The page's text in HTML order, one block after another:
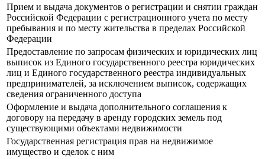
Прием и выдача документов о регистрации и снятии граждан
Российской Федерации с регистрационного учета по месту
пребывания и по месту жительства в пределах Российской
Федерации
Предоставление по запросам физических и юридических лиц
выписок из Единого государственного реестра юридических
лиц и Единого государственного реестра индивидуальных
предпринимателей, за исключением выписок, содержащих
сведения ограниченного доступа
Оформление и выдача дополнительного соглашения к
договору на передачу в аренду городских земель под
существующими объектами недвижимости
Государственная регистрация прав на недвижимое
имущество и сделок с ним